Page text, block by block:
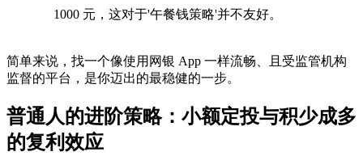
1000 元，这对于'午餐钱策略'并不友好。
简单来说，找一个像使用网银 App 一样流畅、且受监管机构
监督的平台，是你迈出的最稳健的一步。
普通人的进阶策略：小额定投与积少成多
的复利效应